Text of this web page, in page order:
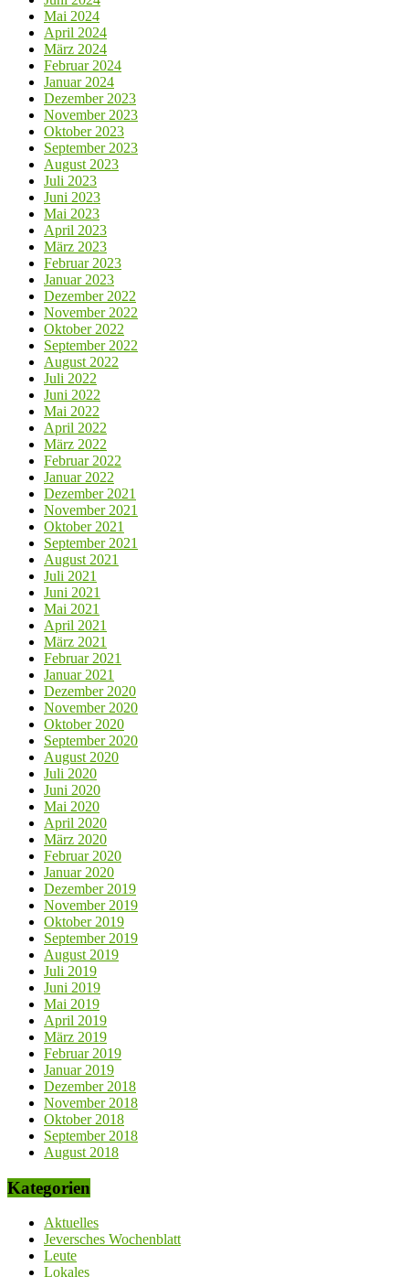
Mai 2024
April 2024
März 2024
Februar 2024
Januar 2024
Dezember 2023
November 2023
Oktober 2023
September 2023
August 2023
Juli 2023
Juni 2023
Mai 2023
April 2023
März 2023
Februar 2023
Januar 2023
Dezember 2022
November 2022
Oktober 2022
September 2022
August 2022
Juli 2022
Juni 2022
Mai 2022
April 2022
März 2022
Februar 2022
Januar 2022
Dezember 2021
November 2021
Oktober 2021
September 2021
August 2021
Juli 2021
Juni 2021
Mai 2021
April 2021
März 2021
Februar 2021
Januar 2021
Dezember 2020
November 2020
Oktober 2020
September 2020
August 2020
Juli 2020
Juni 2020
Mai 2020
April 2020
März 2020
Februar 2020
Januar 2020
Dezember 2019
November 2019
Oktober 2019
September 2019
August 2019
Juli 2019
Juni 2019
Mai 2019
April 2019
März 2019
Februar 2019
Januar 2019
Dezember 2018
November 2018
Oktober 2018
September 2018
August 2018
Kategorien
Aktuelles
Jeversches Wochenblatt
Leute
Lokales